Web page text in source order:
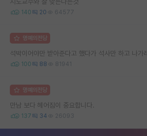
140 20 64577
명예의전당
석박이어야만 받아준다고 했다가 석사만 하고 나가래
100 88 81941
명예의전당
만남 보다 헤어짐이 중요합니다.
137 34 26093